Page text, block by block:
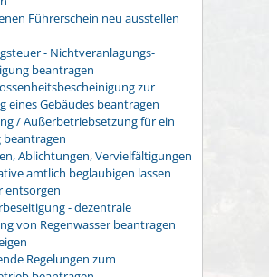
Führerschein neu ausstellen
- Nichtveranlagungs-
beantragen
zur
eines Gebäudes beantragen
/ Außerbetriebsetzung für ein
beantragen
Ablichtungen, Vervielfältigungen
amtlich beglaubigen lassen
entsorgen
- dezentrale
von Regenwasser beantragen
Regelungen zum